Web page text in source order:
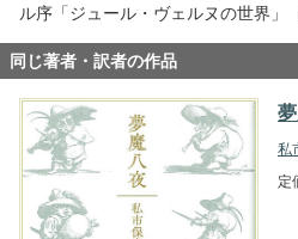
ル序「ジュール・ヴェルヌの世界」
同じ著者・訳者の作品
私
定